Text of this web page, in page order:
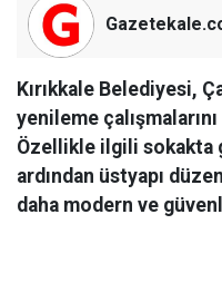
Kırıkkale Belediyesi,
yenileme
Özellikle ilgili sokakta
ardından üstyapı
daha modern ve